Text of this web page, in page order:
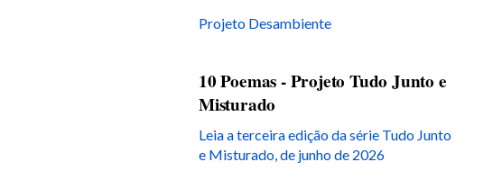
Projeto Desambiente
10 Poemas - Projeto Tudo Junto e
Misturado
Leia a terceira edição da série Tudo Junto
e Misturado, de junho de 2026